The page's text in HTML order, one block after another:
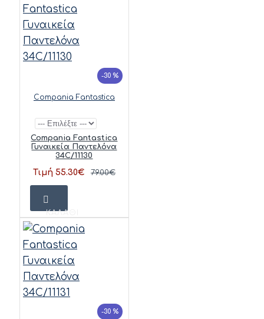
-30 %
Compania Fantastica
Compania Fantastica
Γυναικεία Παντελόνα
34C/11130
Τιμή 55.30€ 79.00€
ΚΑΛΆΘΙ
-30 %